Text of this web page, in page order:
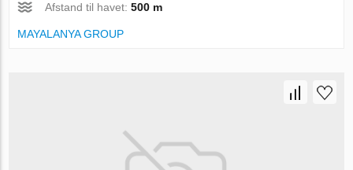
Afstand til havet:500 m
MAYALANYA GROUP